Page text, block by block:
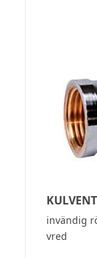
invändig
vred